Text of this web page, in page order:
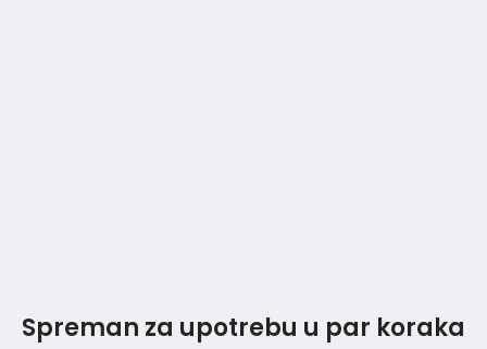
Spreman za upotrebu u par koraka